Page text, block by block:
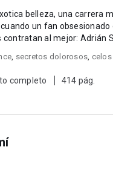
belleza, una carrera
un fan
al mejor: Adrián
, secretos dolorosos,
completo 414 pág.